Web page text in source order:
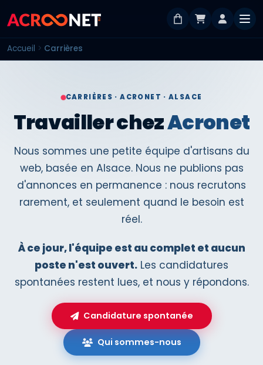
Accueil Carrières
CARRIÈRES · ACRONET · ALSACE
Travailler chezAcronet
Nous sommes une petite équipe d'artisans du
web, basée en Alsace. Nous ne publions pas
d'annonces en permanence : nous recrutons
rarement, et seulement quand le besoin est
réel.
À ce jour, l'équipe est au complet et aucun
poste n'est ouvert. Les candidatures
spontanées restent lues, et nous y répondons.
Candidature spontanée
Qui sommes-nous